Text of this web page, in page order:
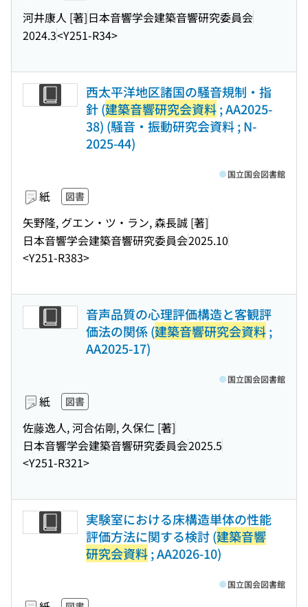
河井康人 [著]日本音響学会建築音響研究委員会
2024.3<Y251-R34>
西太平洋地区諸国の騒音規制・指
針 (建築音響研究会資料; AA2025-
38) (騒音・振動研究会資料 ; N-
2025-44)
紙 図書
矢野隆, グエン・ツ・ラン, 森長誠 [著]
日本音響学会建築音響研究委員会2025.10
<Y251-R383>
国立国会図書館
音声品質の心理評価構造と客観評
価法の関係 (建築音響研究会資料;
AA2025-17)
紙 図書
佐藤逸人, 河合佑剛, 久保仁 [著]
日本音響学会建築音響研究委員会2025.5
<Y251-R321>
国立国会図書館
実験室における床構造単体の性能
評価方法に関する検討 (建築音響
研究会資料; AA2026-10)
国立国会図書館